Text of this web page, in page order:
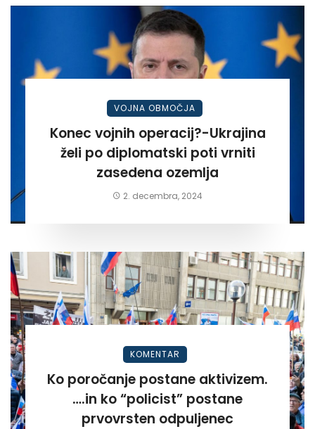
VOJNA OBMOČJA
Konec vojnih operacij?-Ukrajina
želi po diplomatski poti vrniti
zasedena ozemlja
2. decembra, 2024
KOMENTAR
Ko poročanje postane aktivizem.
….in ko “policist” postane
prvovrsten odpuljenec